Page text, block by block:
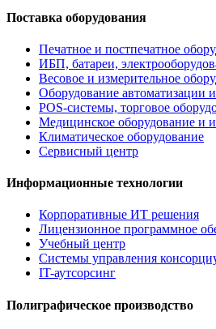
Поставка оборудования
Печатное и постпечатное
ИБП, батареи,
Весовое и измерительное
Оборудование автоматизации
POS-системы, торговое
Медицинское оборудование и
Климатическое оборудование
Сервисный центр
Информационные технологии
Корпоративные ИТ решения
Лицензионное программное
Учебный центр
Системы управления
IT-аутсорсинг
Полиграфическое производство